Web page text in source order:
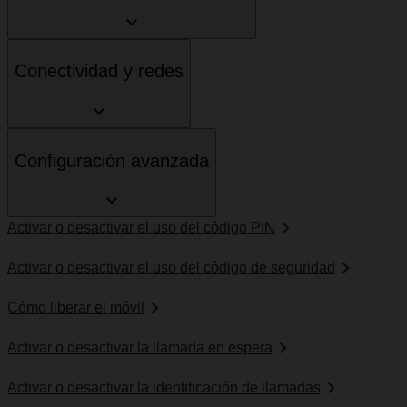
Conectividad y redes
Configuración avanzada
Activar o desactivar el uso del código PIN
Activar o desactivar el uso del código de seguridad
Cómo liberar el móvil
Activar o desactivar la llamada en espera
Activar o desactivar la identificación de llamadas